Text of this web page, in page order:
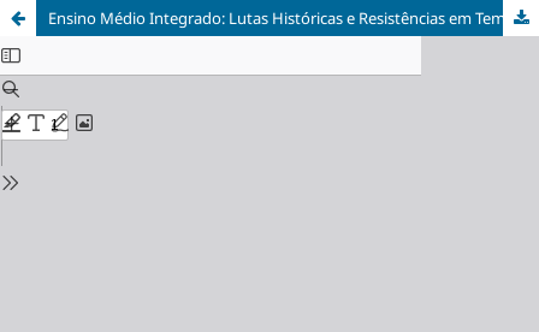
Ensino Médio Integrado: Lutas Históricas e Resistências em Tempos de Regressão